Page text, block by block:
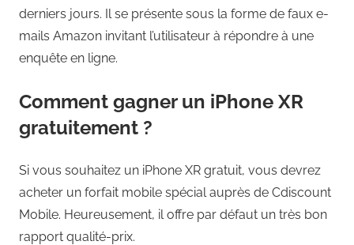
derniers jours. Il se présente sous la forme de faux e-
mails Amazon invitant l’utilisateur à répondre à une
enquête en ligne.
Comment gagner un iPhone XR
gratuitement ?
Si vous souhaitez un iPhone XR gratuit, vous devrez
acheter un forfait mobile spécial auprès de Cdiscount
Mobile. Heureusement, il offre par défaut un très bon
rapport qualité-prix.